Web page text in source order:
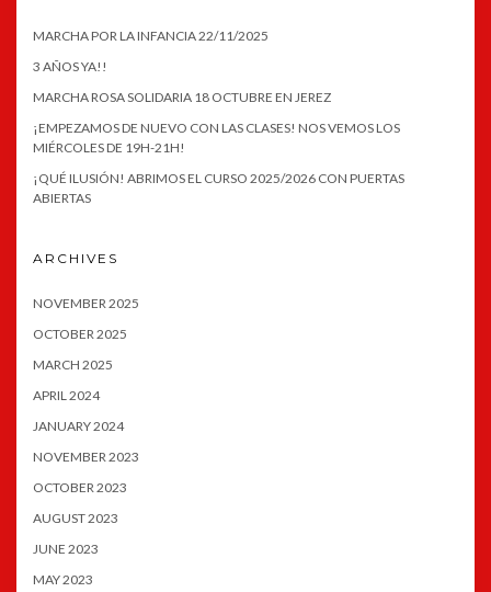
MARCHA POR LA INFANCIA 22/11/2025
3 AÑOS YA!!
MARCHA ROSA SOLIDARIA 18 OCTUBRE EN JEREZ
¡EMPEZAMOS DE NUEVO CON LAS CLASES! NOS VEMOS LOS
MIÉRCOLES DE 19H-21H!
¡QUÉ ILUSIÓN! ABRIMOS EL CURSO 2025/2026 CON PUERTAS
ABIERTAS
ARCHIVES
NOVEMBER 2025
OCTOBER 2025
MARCH 2025
APRIL 2024
JANUARY 2024
NOVEMBER 2023
OCTOBER 2023
AUGUST 2023
JUNE 2023
MAY 2023